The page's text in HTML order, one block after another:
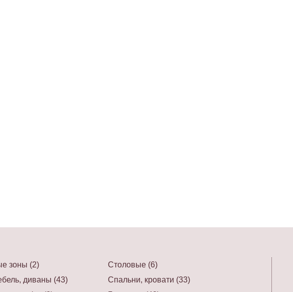
зоны (2)
Столовые (6)
диваны (43)
Спальни, кровати (33)